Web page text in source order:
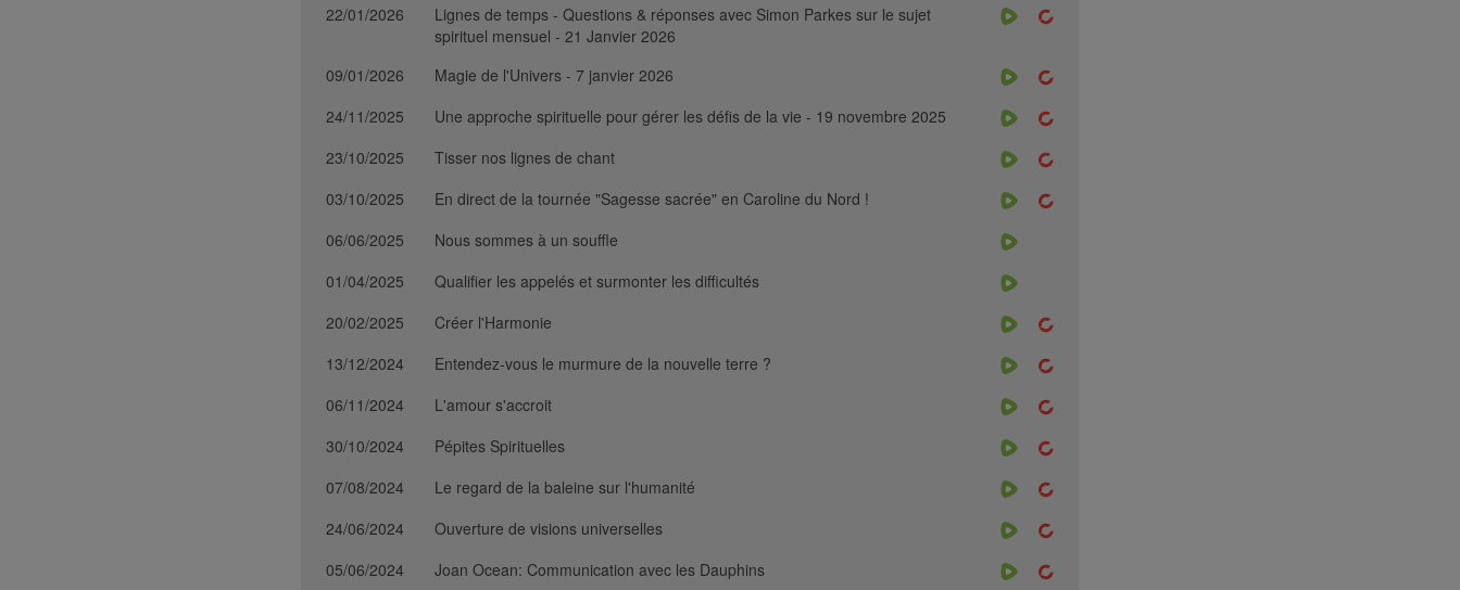
22/01/2026
Lignes de temps - Questions & réponses avec Simon Parkes sur le sujet
spirituel mensuel - 21 Janvier 2026
09/01/2026
Magie de l'Univers - 7 janvier 2026
24/11/2025
Une approche spirituelle pour gérer les défis de la vie - 19 novembre 2025
23/10/2025
Tisser nos lignes de chant
03/10/2025
En direct de la tournée "Sagesse sacrée" en Caroline du Nord !
06/06/2025
Nous sommes à un souffle
01/04/2025
Qualifier les appelés et surmonter les difficultés
20/02/2025
Créer l'Harmonie
13/12/2024
Entendez-vous le murmure de la nouvelle terre ?
06/11/2024
L'amour s'accroit
30/10/2024
Pépites Spirituelles
07/08/2024
Le regard de la baleine sur l'humanité
24/06/2024
Ouverture de visions universelles
05/06/2024
Joan Ocean: Communication avec les Dauphins